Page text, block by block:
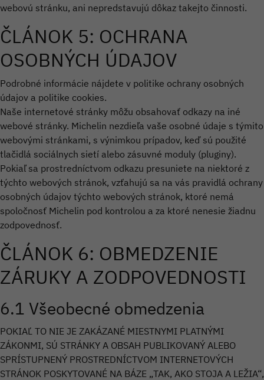
webovú stránku, ani nepredstavujú dôkaz takejto činnosti.
ČLÁNOK 5: OCHRANA
OSOBNÝCH ÚDAJOV
Podrobné informácie nájdete v politike ochrany osobných
údajov a politike cookies.
Naše internetové stránky môžu obsahovať odkazy na iné
webové stránky. Michelin nezdieľa vaše osobné údaje s týmito
webovými stránkami, s výnimkou prípadov, keď sú použité
tlačidlá sociálnych sietí alebo zásuvné moduly (pluginy).
Pokiaľ sa prostredníctvom odkazu presuniete na niektoré z
týchto webových stránok, vzťahujú sa na vás pravidlá ochrany
osobných údajov týchto webových stránok, ktoré nemá
spoločnosť Michelin pod kontrolou a za ktoré nenesie žiadnu
zodpovednosť.
ČLÁNOK 6: OBMEDZENIE
ZÁRUKY A ZODPOVEDNOSTI
6.1 Všeobecné obmedzenia
POKIAĽ TO NIE JE ZAKÁZANÉ MIESTNYMI PLATNÝMI
ZÁKONMI, SÚ STRÁNKY A OBSAH PUBLIKOVANÝ ALEBO
SPRÍSTUPNENÝ PROSTREDNÍCTVOM INTERNETOVÝCH
STRÁNOK POSKYTOVANÉ NA BÁZE „TAK, AKO STOJA A LEŽIA“,